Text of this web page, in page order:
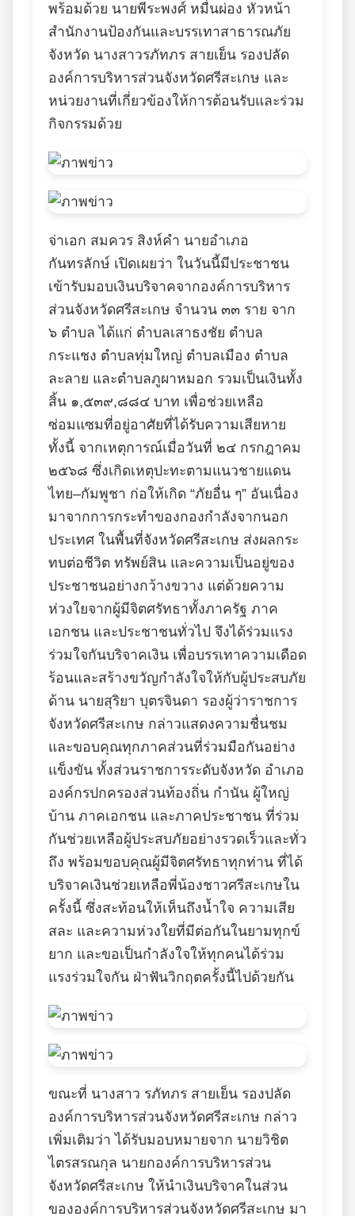
พร้อมด้วย นายพีระพงศ์ หมื่นผ่อง หัวหน้า
สำนักงานป้องกันและบรรเทาสาธารณภัย
จังหวัด นางสาวรภัทภร สายเย็น รองปลัด
องค์การบริหารส่วนจังหวัดศรีสะเกษ และ
หน่วยงานที่เกี่ยวข้องให้การต้อนรับและร่วม
กิจกรรมด้วย
จ่าเอก สมควร สิงห์คำ นายอำเภอ
กันทรลักษ์ เปิดเผยว่า ในวันนี้มีประชาชน
เข้ารับมอบเงินบริจาคจากองค์การบริหาร
ส่วนจังหวัดศรีสะเกษ จำนวน ๓๓ ราย จาก
๖ ตำบล ได้แก่ ตำบลเสาธงชัย ตำบล
กระแชง ตำบลทุ่มใหญ่ ตำบลเมือง ตำบล
ละลาย และตำบลภูผาหมอก รวมเป็นเงินทั้ง
สิ้น ๑,๕๓๙,๘๘๔ บาท เพื่อช่วยเหลือ
ซ่อมแซมที่อยู่อาศัยที่ได้รับความเสียหาย
ทั้งนี้ จากเหตุการณ์เมื่อวันที่ ๒๔ กรกฎาคม
๒๕๖๘ ซึ่งเกิดเหตุปะทะตามแนวชายแดน
ไทย–กัมพูชา ก่อให้เกิด “ภัยอื่น ๆ” อันเนื่อง
มาจากการกระทำของกองกำลังจากนอก
ประเทศ ในพื้นที่จังหวัดศรีสะเกษ ส่งผลกระ
ทบต่อชีวิต ทรัพย์สิน และความเป็นอยู่ของ
ประชาชนอย่างกว้างขวาง แต่ด้วยความ
ห่วงใยจากผู้มีจิตศรัทธาทั้งภาครัฐ ภาค
เอกชน และประชาชนทั่วไป จึงได้ร่วมแรง
ร่วมใจกันบริจาคเงิน เพื่อบรรเทาความเดือด
ร้อนและสร้างขวัญกำลังใจให้กับผู้ประสบภัย
ด้าน นายสุริยา บุตรจินดา รองผู้ว่าราชการ
จังหวัดศรีสะเกษ กล่าวแสดงความชื่นชม
และขอบคุณทุกภาคส่วนที่ร่วมมือกันอย่าง
แข็งขัน ทั้งส่วนราชการระดับจังหวัด อำเภอ
องค์กรปกครองส่วนท้องถิ่น กำนัน ผู้ใหญ่
บ้าน ภาคเอกชน และภาคประชาชน ที่ร่วม
กันช่วยเหลือผู้ประสบภัยอย่างรวดเร็วและทั่ว
ถึง พร้อมขอบคุณผู้มีจิตศรัทธาทุกท่าน ที่ได้
บริจาคเงินช่วยเหลือพี่น้องชาวศรีสะเกษใน
ครั้งนี้ ซึ่งสะท้อนให้เห็นถึงน้ำใจ ความเสีย
สละ และความห่วงใยที่มีต่อกันในยามทุกข์
ยาก และขอเป็นกำลังใจให้ทุกคนได้ร่วม
แรงร่วมใจกัน ฝ่าฟันวิกฤตครั้งนี้ไปด้วยกัน
ขณะที่ นางสาว รภัทภร สายเย็น รองปลัด
องค์การบริหารส่วนจังหวัดศรีสะเกษ กล่าว
เพิ่มเติมว่า ได้รับมอบหมายจาก นายวิชิต
ไตรสรณกุล นายกองค์การบริหารส่วน
จังหวัดศรีสะเกษ ให้นำเงินบริจาคในส่วน
ขององค์การบริหารส่วนจังหวัดศรีสะเกษ มา